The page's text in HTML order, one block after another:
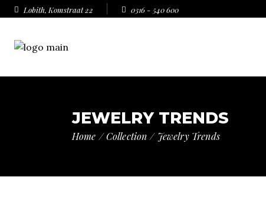
Lobith, Komstraat 22 0316 - 540 600
JEWELRY TRENDS
Home Collection Jewelry Trends